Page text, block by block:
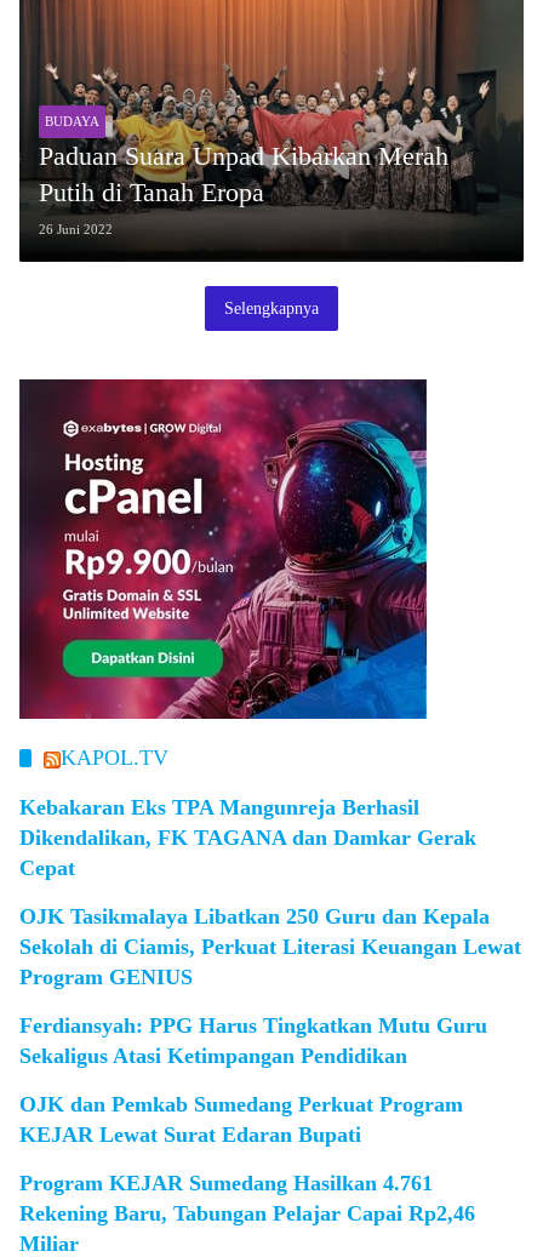
BUDAYA
Paduan Suara Unpad Kibarkan Merah
Putih di Tanah Eropa
26 Juni 2022
Selengkapnya
KAPOL.TV
Kebakaran Eks TPA Mangunreja Berhasil
Dikendalikan, FK TAGANA dan Damkar Gerak
Cepat
OJK Tasikmalaya Libatkan 250 Guru dan Kepala
Sekolah di Ciamis, Perkuat Literasi Keuangan Lewat
Program GENIUS
Ferdiansyah: PPG Harus Tingkatkan Mutu Guru
Sekaligus Atasi Ketimpangan Pendidikan
OJK dan Pemkab Sumedang Perkuat Program
KEJAR Lewat Surat Edaran Bupati
Program KEJAR Sumedang Hasilkan 4.761
Rekening Baru, Tabungan Pelajar Capai Rp2,46
Miliar